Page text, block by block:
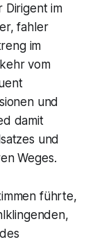
Dirigent im
fahler
im
vom
und
damit
und
Weges.
führte,